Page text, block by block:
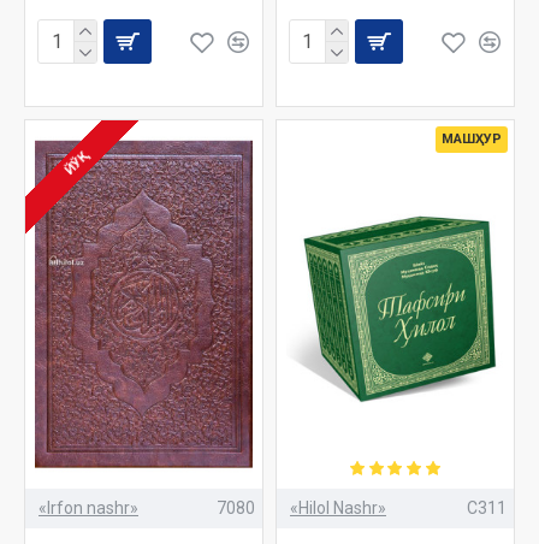
ЙЎҚ
«Irfon nashr» 7080
МАШҲУР
«Hilol Nashr» C311